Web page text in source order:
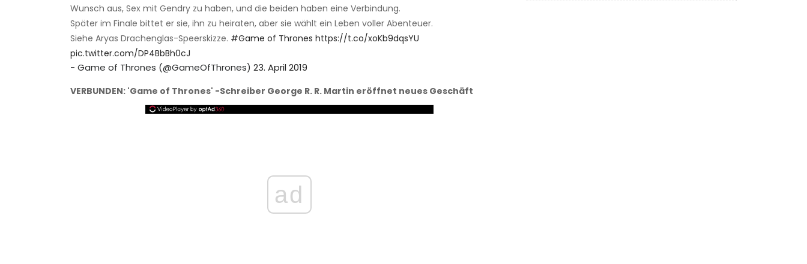
Wunsch aus, Sex mit Gendry zu haben, und die beiden haben eine Verbindung.
Später im Finale bittet er sie, ihn zu heiraten, aber sie wählt ein Leben voller Abenteuer.
Siehe Aryas Drachenglas-Speerskizze. #Game of Thrones https://t.co/xoKb9dqsYU
pic.twitter.com/DP4BbBh0cJ
- Game of Thrones (@GameOfThrones) 23. April 2019
VERBUNDEN: 'Game of Thrones' -Schreiber George R. R. Martin eröffnet neues Geschäft
ad